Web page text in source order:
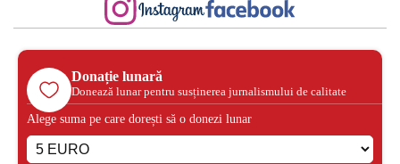
Donație lunară
Donează lunar pentru susținerea jurnalismului de calitate
Alege suma pe care dorești să o donezi lunar